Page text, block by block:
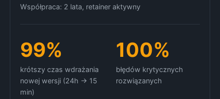
Współpraca: 2 lata, retainer aktywny
99%
krótszy czas wdrażania
nowej wersji (24h → 15
min)
100%
błędów krytycznych
rozwiązanych